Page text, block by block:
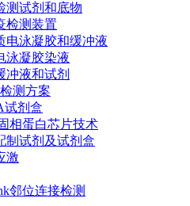
测试剂和底物
检测装置
电泳凝胶和缓冲液
泳凝胶染液
冲液和试剂
测方案
试剂盒
相蛋白芯片技术
制试剂及试剂盒
激
邻位连接检测